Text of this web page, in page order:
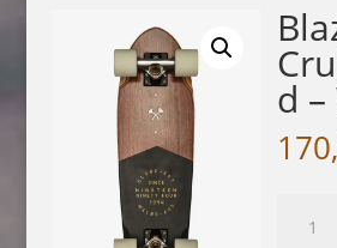
d